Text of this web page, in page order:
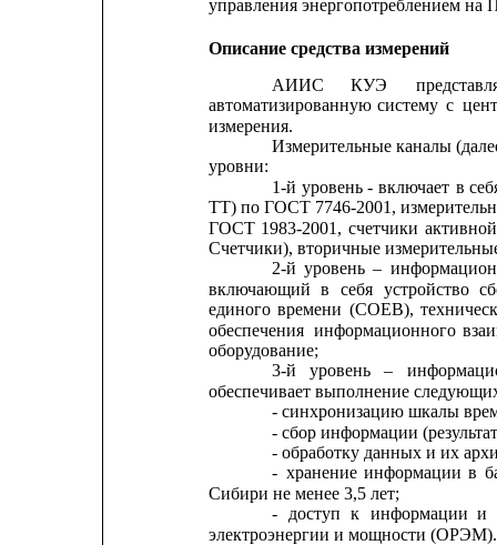
управления энергопотреблением
Описание средства измерений
АИИС
КУЭ
автоматизированную систему с
измерения.
Измерительные каналы
уровни:
1-й уровень - включает в
ТТ) по ГОСТ 7746-2001,
ГОСТ 1983-2001, счетчики активной
Счетчики), вторичные
2-й уровень –
включающий в себя устройство
единого времени (СОЕВ),
обеспечения информационного
оборудование;
3-й
уровень –
обеспечивает выполнение
- синхронизацию шкалы
- сбор информации
- обработку данных и их
- хранение информации в
Сибири не менее 3,5 лет;
-
доступ к информации и
электроэнергии и мощности (ОРЭМ).